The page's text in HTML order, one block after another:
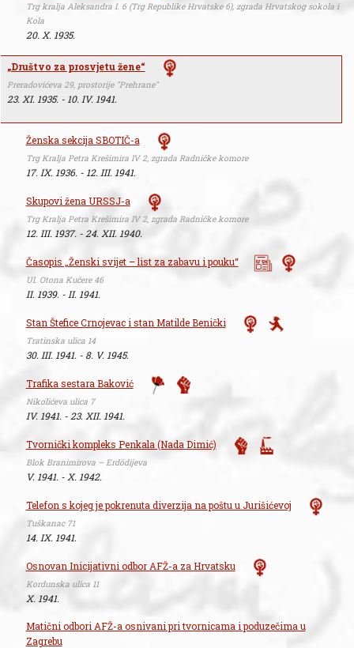
Trg kralja Aleksandra I. 6 (Trg Republike Hrvatske 6), zgrada Hrvatskog sokola i
Kola
20. X. 1935.
„Društvo za prosvjetu žene“
Preradovićeva 29, prostorije "Prehrane"
23. XI. 1935. - 10. IV. 1941.
Ženska sekcija SBOTIČ-a
Trg Kralja Petra Krešimira IV 2, zgrada Radničke komore
17. IX. 1936. - 12. III. 1941.
Skupovi žena URSSJ-a
Trg Kralja Petra Krešimira IV 2, zgrada Radničke komore
12. III. 1937. - 24. XII. 1940.
Časopis „Ženski svijet – list za zabavu i pouku“
Ul. Otona Kučere 46
II. 1939. - II. 1941.
Stan Štefice Crnojevac i stan Matilde Benički
Tratinska ulica 14
30. III. 1941. - 8. V. 1945.
Trafika sestara Baković
Nikolićeva ulica 7
IV. 1941. - 23. XII. 1941.
Tvornički kompleks Penkala (Nada Dimić)
Blok Branimirova – Erdödijeva
V. 1941. - X. 1942.
Telefon s kojeg je pokrenuta diverzija na poštu u Jurišićevoj
Tuškanac 71
14. IX. 1941.
Osnovan Inicijativni odbor AFŽ-a za Hrvatsku
Kordunska ulica 11
X. 1941.
Matični odbori AFŽ-a osnivani pri tvornicama i poduzečima u
Zagrebu